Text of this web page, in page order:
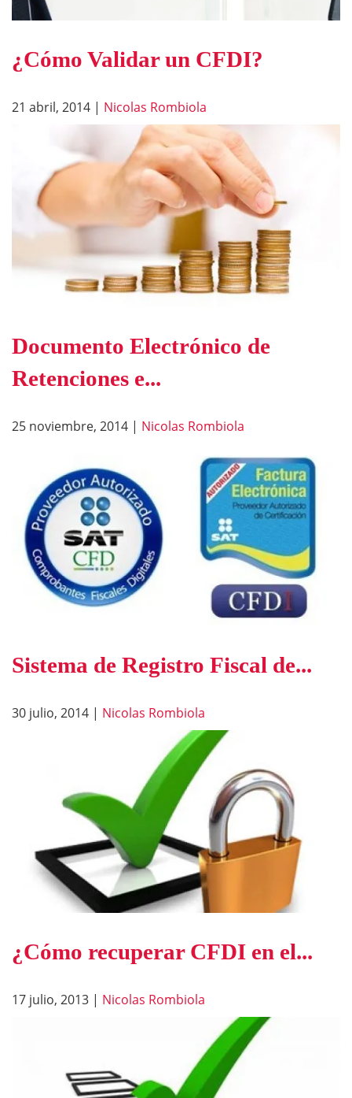
¿Cómo Validar un CFDI?
21 abril, 2014 | Nicolas Rombiola
Documento Electrónico de
Retenciones e...
25 noviembre, 2014 | Nicolas Rombiola
Sistema de Registro Fiscal de...
30 julio, 2014 | Nicolas Rombiola
¿Cómo recuperar CFDI en el...
17 julio, 2013 | Nicolas Rombiola